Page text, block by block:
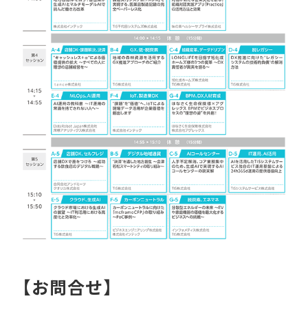
【お問合せ】